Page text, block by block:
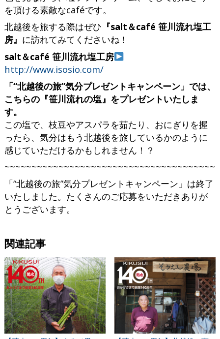
を頂ける素敵なcaféです。
北越後を旅する際はぜひ 『salt＆café 笹川流れ塩工
房』 に訪れてみてくださいね！
salt＆café 笹川流れ塩工房
http://www.isosio.com/
「“北越後の旅”気分プレゼントキャンペーン」では、
こちらの『笹川流れの塩』をプレゼントいたしま
す。
この塩で、枝豆やアスパラを茹たり、おにぎりを握
ったら、気分はもう北越後を旅しているかのように
感じていただけるかもしれません！？
「“北越後の旅”気分プレゼントキャンペーン」は終了
いたしました。たくさんのご応募をいただきありが
とうございます。
関連記事